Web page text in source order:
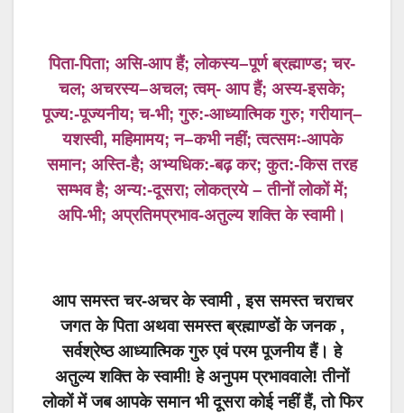
पिता-पिता; असि-आप हैं; लोकस्य–पूर्ण ब्रह्माण्ड; चर-
चल; अचरस्य–अचल; त्वम्- आप हैं; अस्य-इसके;
पूज्य:-पूज्यनीय; च-भी; गुरु:-आध्यात्मिक गुरु; गरीयान्–
यशस्वी, महिमामय; न–कभी नहीं; त्वत्समः-आपके
समान; अस्ति-है; अभ्यधिक:-बढ़ कर; कुत:-किस तरह
सम्भव है; अन्य:-दूसरा; लोकत्रये – तीनों लोकों में;
अपि-भी; अप्रतिमप्रभाव-अतुल्य शक्ति के स्वामी।
आप समस्त चर-अचर के स्वामी , इस समस्त चराचर
जगत के पिता अथवा समस्त ब्रह्माण्डों के जनक ,
सर्वश्रेष्ठ आध्यात्मिक गुरु एवं परम पूजनीय हैं। हे
अतुल्य शक्ति के स्वामी! हे अनुपम प्रभाववाले! तीनों
लोकों में जब आपके समान भी दूसरा कोई नहीं हैं, तो फिर